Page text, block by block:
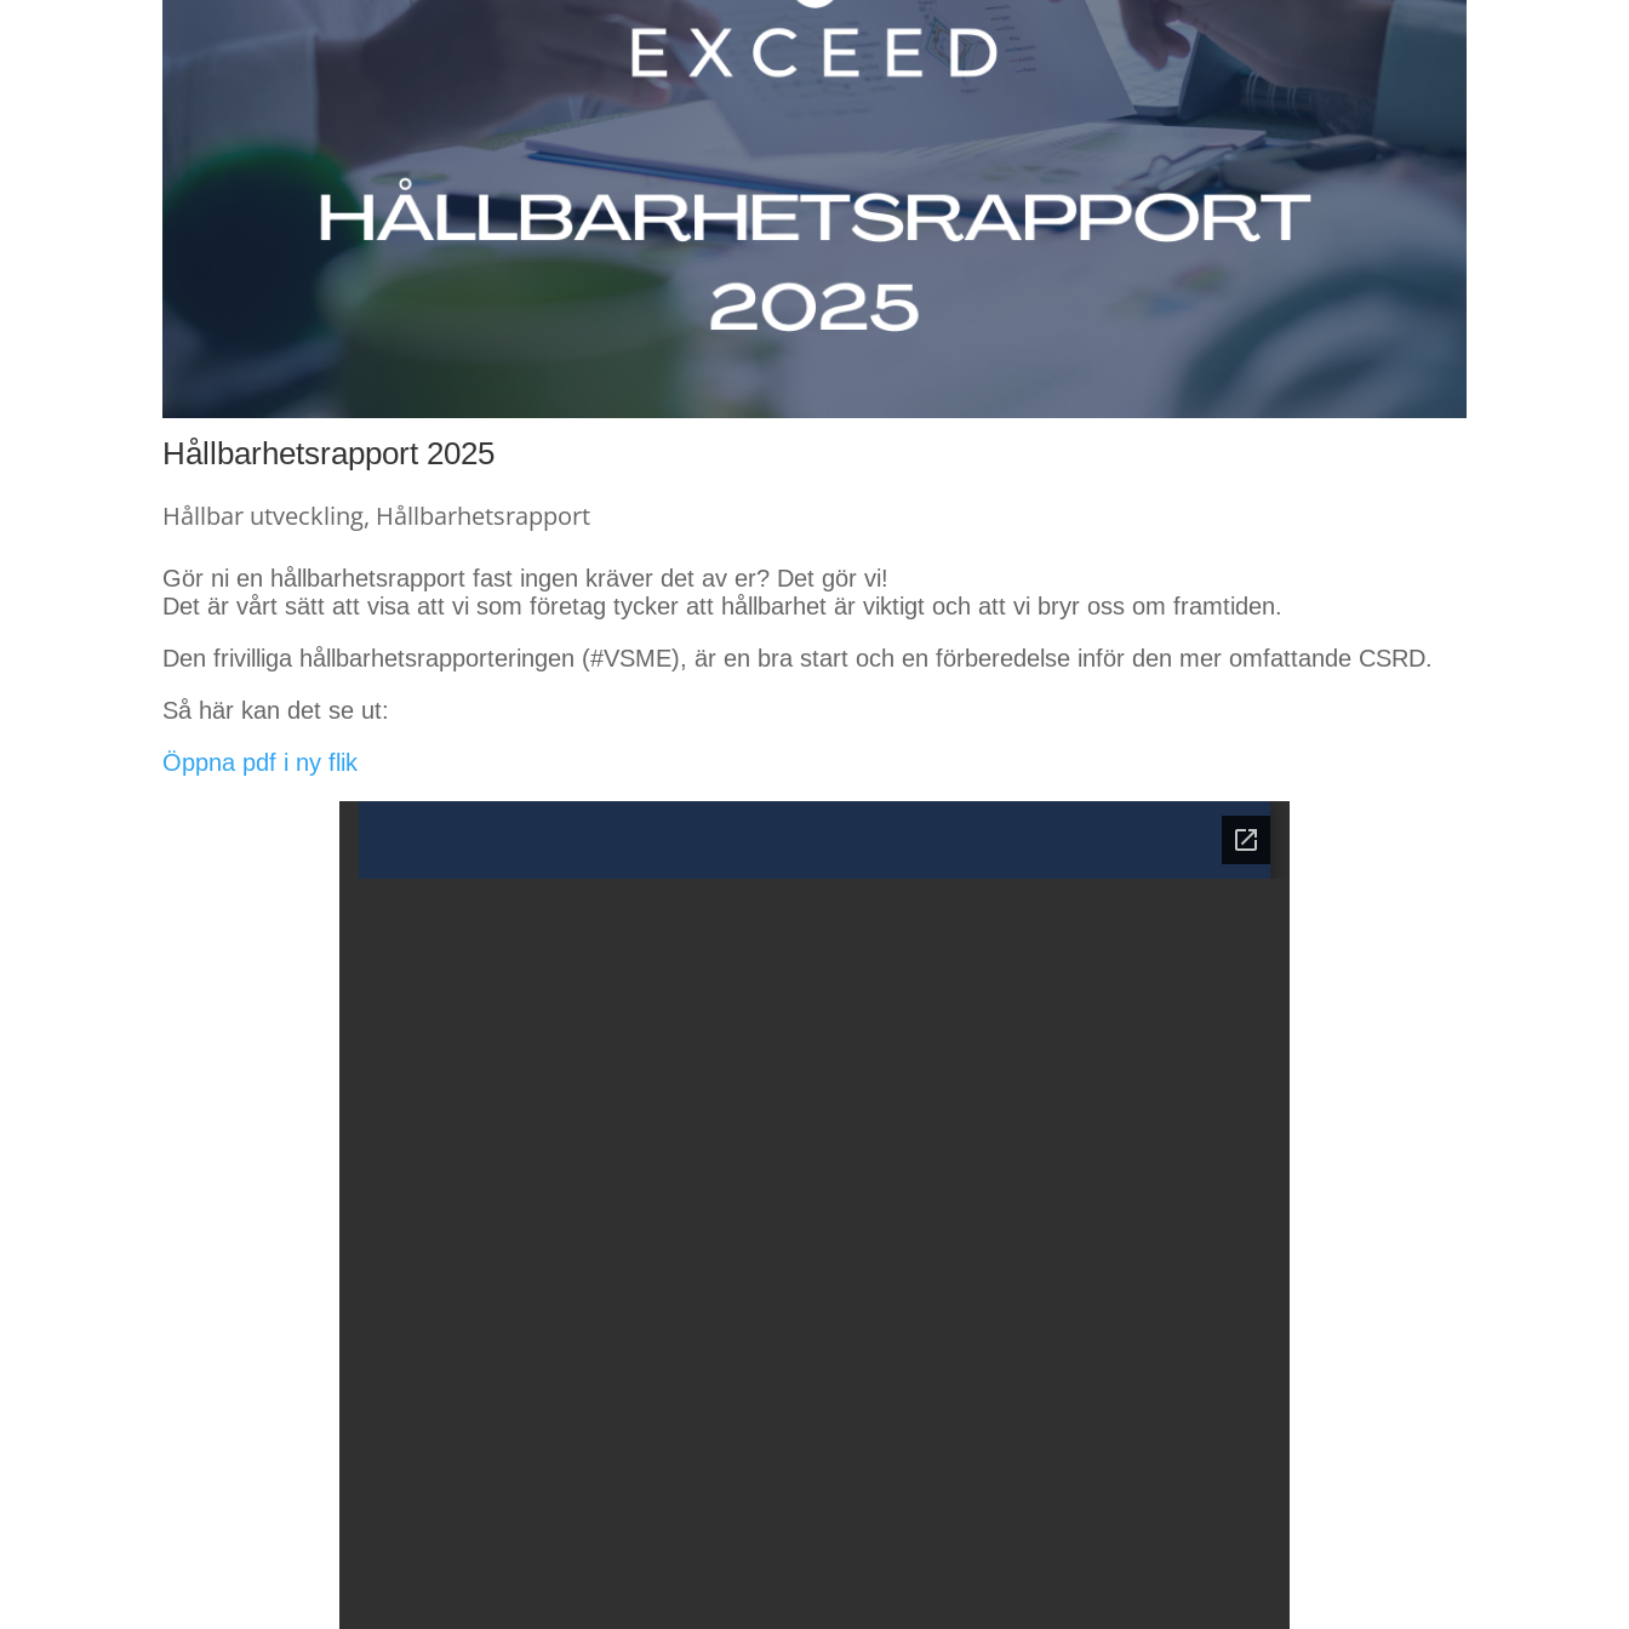
Hållbarhetsrapport 2025
Hållbar utveckling, Hållbarhetsrapport
Gör ni en hållbarhetsrapport fast ingen kräver det av er? Det gör vi!
Det är vårt sätt att visa att vi som företag tycker att hållbarhet är viktigt och att vi bryr oss om framtiden.
Den frivilliga hållbarhetsrapporteringen (#VSME), är en bra start och en förberedelse inför den mer omfattande CSRD.
Så här kan det se ut:
Öppna pdf i ny flik